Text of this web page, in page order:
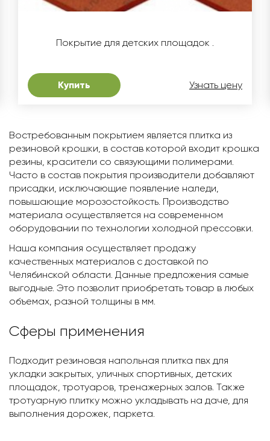
Покрытие для детских площадок .
Купить Узнать цену
Востребованным покрытием является плитка из
резиновой крошки, в состав которой входит крошка
резины, красители со связующими полимерами.
Часто в состав покрытия производители добавляют
присадки, исключающие появление наледи,
повышающие морозостойкость. Производство
материала осуществляется на современном
оборудовании по технологии холодной прессовки.
Наша компания осуществляет продажу
качественных материалов с доставкой по
Челябинской области. Данные предложения самые
выгодные. Это позволит приобретать товар в любых
объемах, разной толщины в мм.
Сферы применения
Подходит резиновая напольная плитка пвх для
укладки закрытых, уличных спортивных, детских
площадок, тротуаров, тренажерных залов. Также
тротуарную плитку можно укладывать на даче, для
выполнения дорожек, паркета.